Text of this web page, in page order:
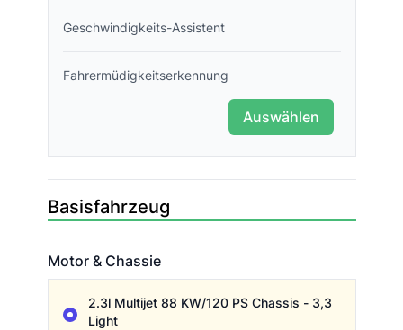
Geschwindigkeits-Assistent
Fahrermüdigkeitserkennung
Auswählen
Basisfahrzeug
Motor & Chassie
2.3l Multijet 88 KW/120 PS Chassis - 3,3
Light